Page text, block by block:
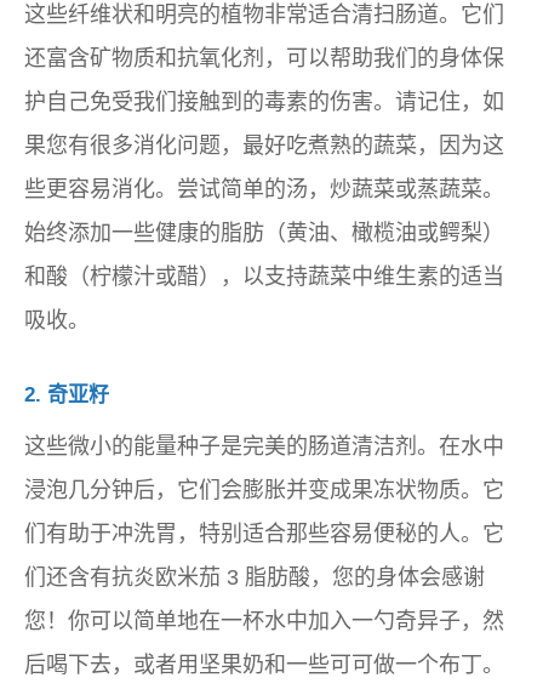
这些纤维状和明亮的植物非常适合清扫肠道。它们
还富含矿物质和抗氧化剂，可以帮助我们的身体保
护自己免受我们接触到的毒素的伤害。请记住，如
果您有很多消化问题，最好吃煮熟的蔬菜，因为这
些更容易消化。尝试简单的汤，炒蔬菜或蒸蔬菜。
始终添加一些健康的脂肪（黄油、橄榄油或鳄梨）
和酸（柠檬汁或醋），以支持蔬菜中维生素的适当
吸收。
2. 奇亚籽
这些微小的能量种子是完美的肠道清洁剂。在水中
浸泡几分钟后，它们会膨胀并变成果冻状物质。它
们有助于冲洗胃，特别适合那些容易便秘的人。它
们还含有抗炎欧米茄 3 脂肪酸，您的身体会感谢
您！你可以简单地在一杯水中加入一勺奇异子，然
后喝下去，或者用坚果奶和一些可可做一个布丁。